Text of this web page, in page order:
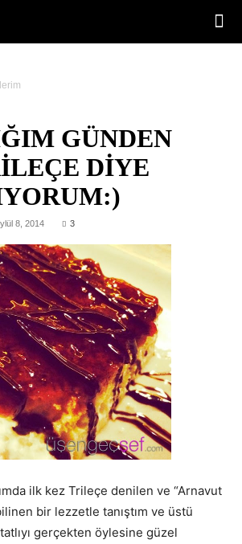
GÜNDEN
DIYE
8, 2014 3
ilk kez Trileçe denilen ve “Arnavut
bir lezzetle tanıştım ve üstü
gerçekten öylesine güzel